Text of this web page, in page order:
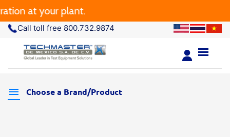
at your plant.
Call toll free 800.732.9874
Choose a Brand/Product